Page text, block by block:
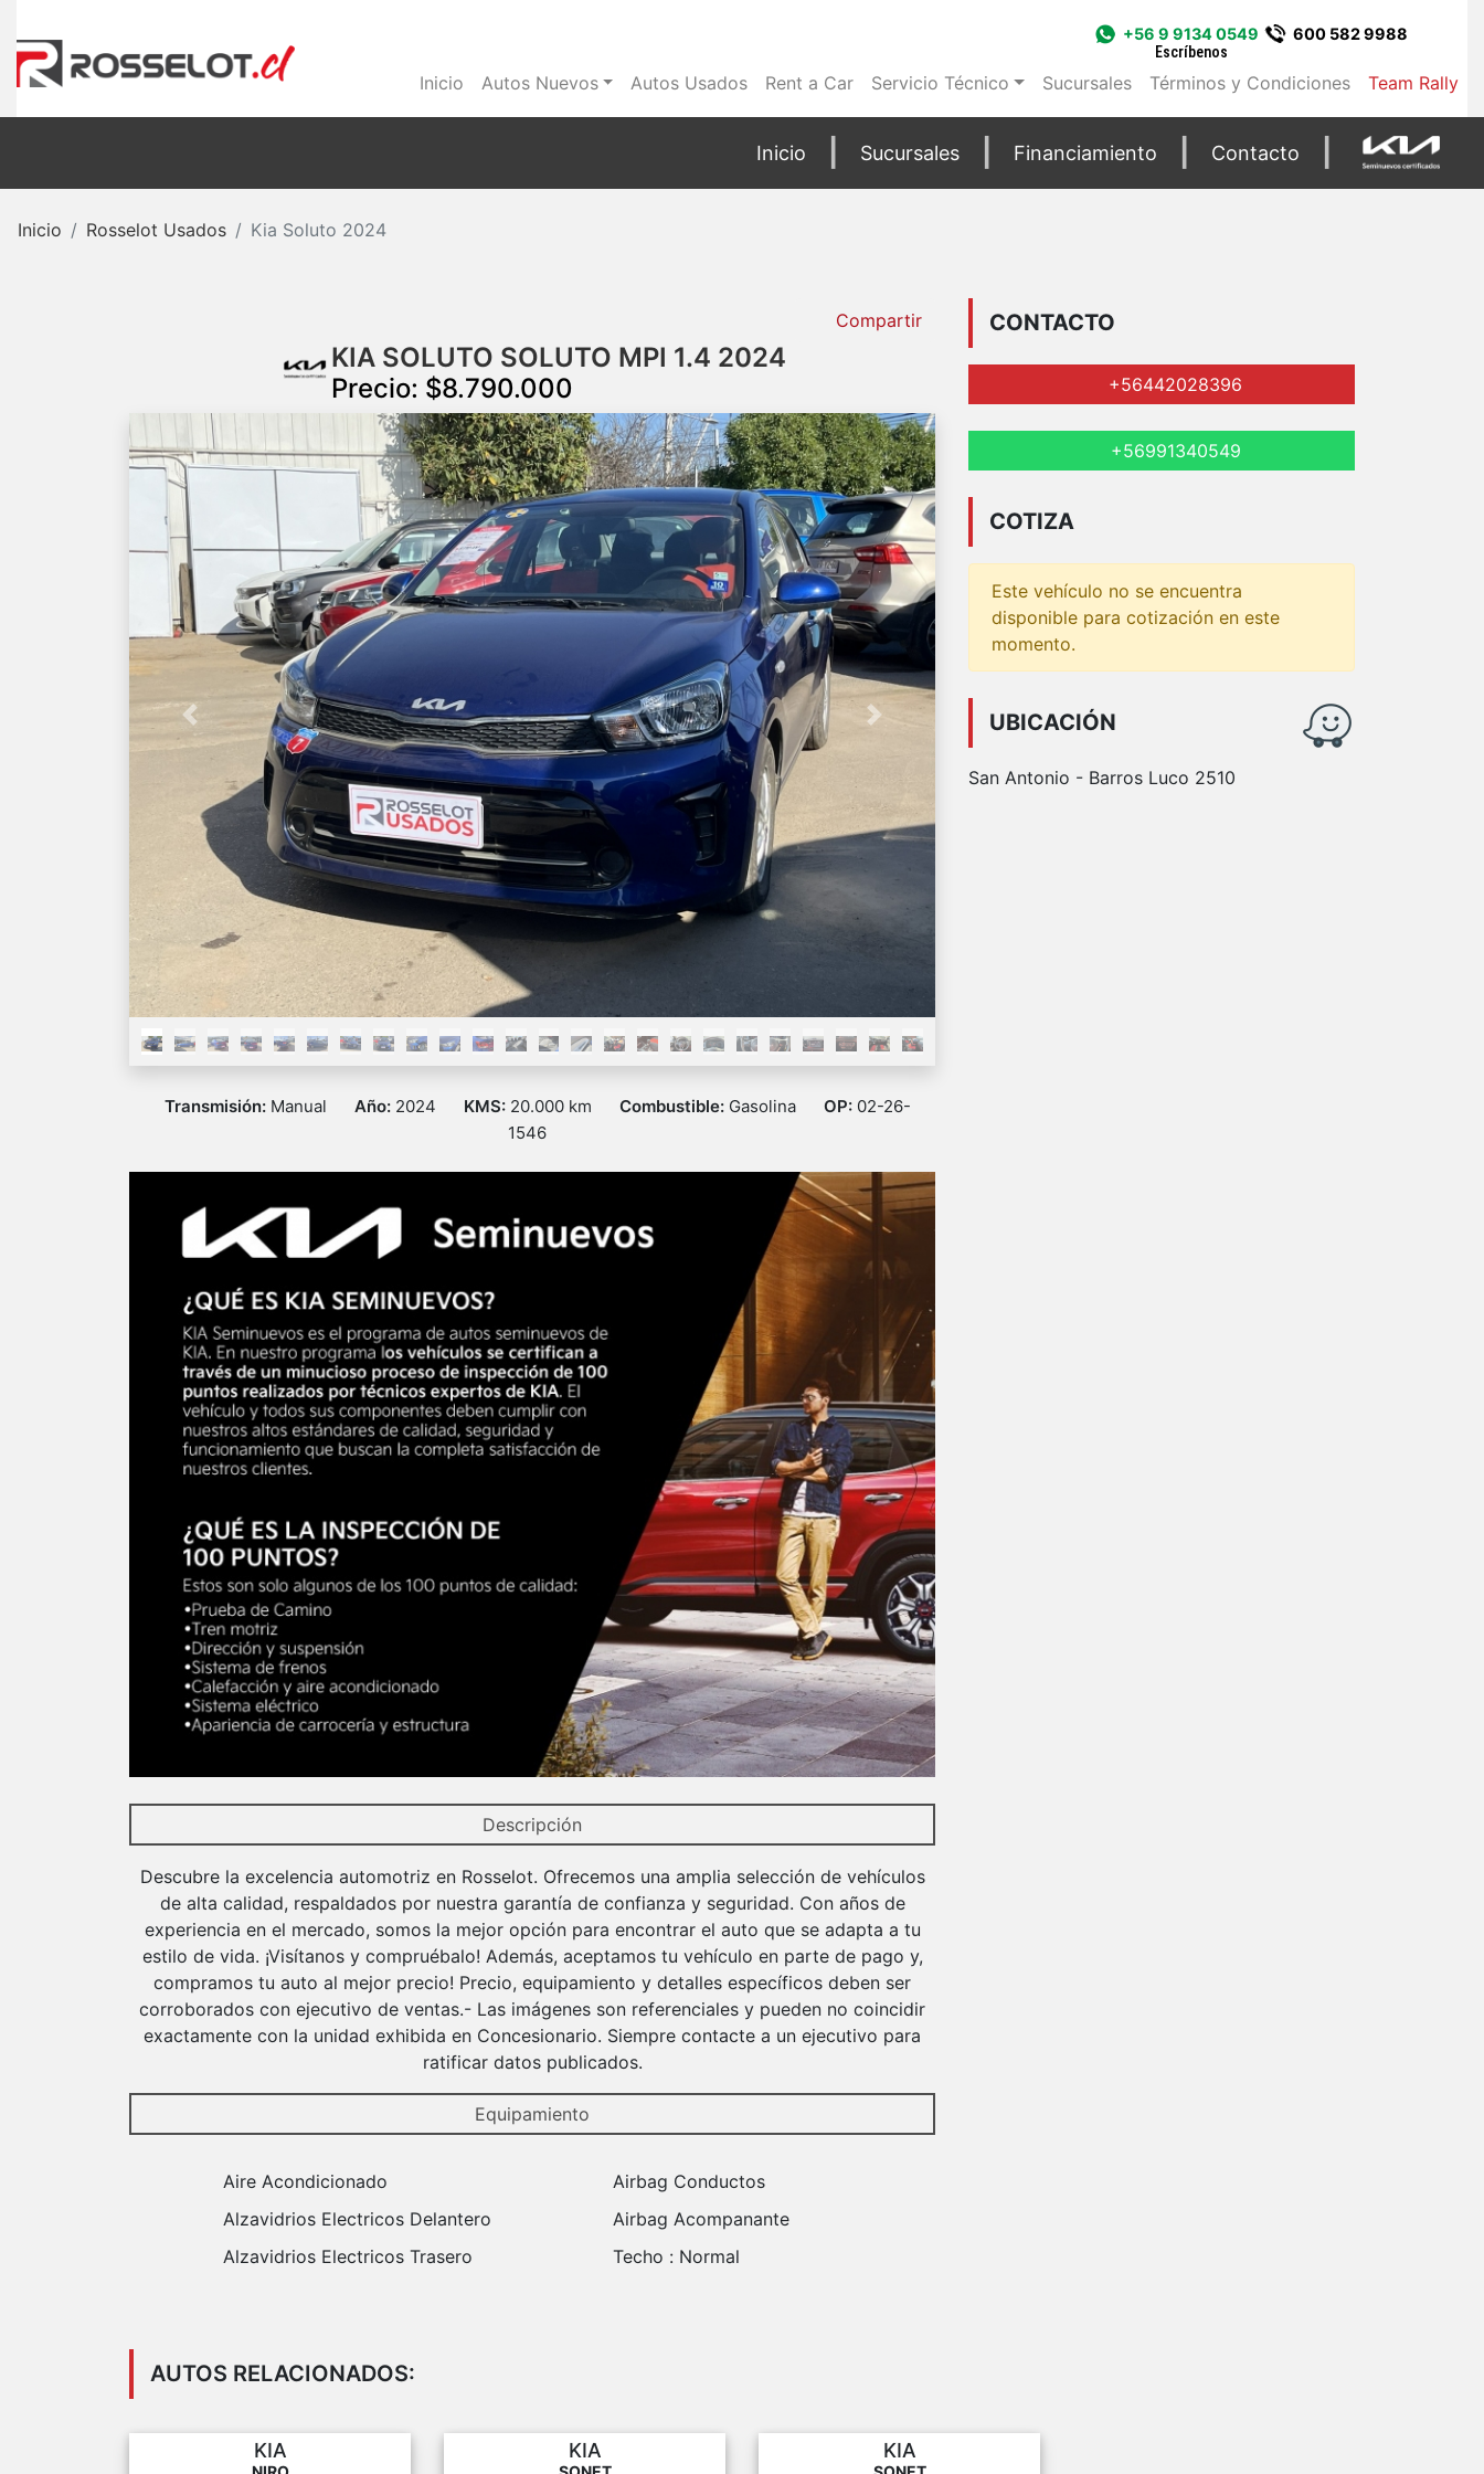
+56 9 9134 0549
Escríbenos
600 582 9988
Inicio Autos Nuevos Autos Usados Rent a Car Servicio Técnico Sucursales Términos y Condiciones Team Rally
Inicio Sucursales Financiamiento Contacto
Inicio Rosselot Usados Kia Soluto 2024
Compartir
KIA SOLUTO SOLUTO MPI 1.4 2024
Precio: $8.790.000
Previous Next
Transmisión: Manual Año: 2024 KMS: 20.000 km Combustible: Gasolina OP: 02-26-
1546
Descripción
Descubre la excelencia automotriz en Rosselot. Ofrecemos una amplia selección de vehículos
de alta calidad, respaldados por nuestra garantía de confianza y seguridad. Con años de
experiencia en el mercado, somos la mejor opción para encontrar el auto que se adapta a tu
estilo de vida. ¡Visítanos y compruébalo! Además, aceptamos tu vehículo en parte de pago y,
compramos tu auto al mejor precio! Precio, equipamiento y detalles específicos deben ser
corroborados con ejecutivo de ventas.- Las imágenes son referenciales y pueden no coincidir
exactamente con la unidad exhibida en Concesionario. Siempre contacte a un ejecutivo para
ratificar datos publicados.
Equipamiento
Aire Acondicionado
Alzavidrios Electricos Delantero
Alzavidrios Electricos Trasero
Airbag Conductos
Airbag Acompanante
Techo : Normal
CONTACTO
+56442028396
+56991340549
COTIZA
Este vehículo no se encuentra
disponible para cotización en este
momento.
UBICACIÓN
San Antonio - Barros Luco 2510
AUTOS RELACIONADOS:
KIA KIA KIA